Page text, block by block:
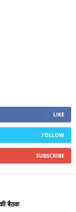
LIKE
FOLLOW
SUBSCRIBE
बैठक